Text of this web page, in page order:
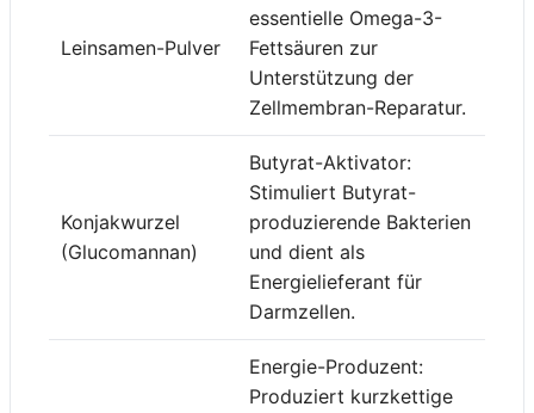
Leinsamen-Pulver
essentielle Omega-3-
Fettsäuren zur
Unterstützung der
Zellmembran-Reparatur.
Konjakwurzel
(Glucomannan)
Butyrat-Aktivator:
Stimuliert Butyrat-
produzierende Bakterien
und dient als
Energielieferant für
Darmzellen.
Energie-Produzent:
Produziert kurzkettige